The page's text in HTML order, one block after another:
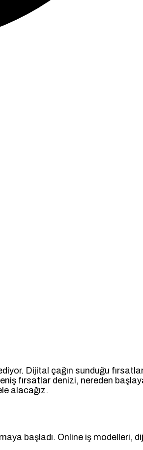
Dijital çağın sunduğu
fırsatlar denizi, nereden
alacağız.
başladı. Online iş modelleri,